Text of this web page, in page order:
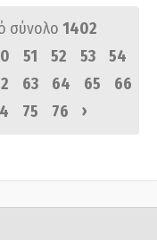
σύνολο 1402
51 52 53
54
63 64 65
66
75 76 ›